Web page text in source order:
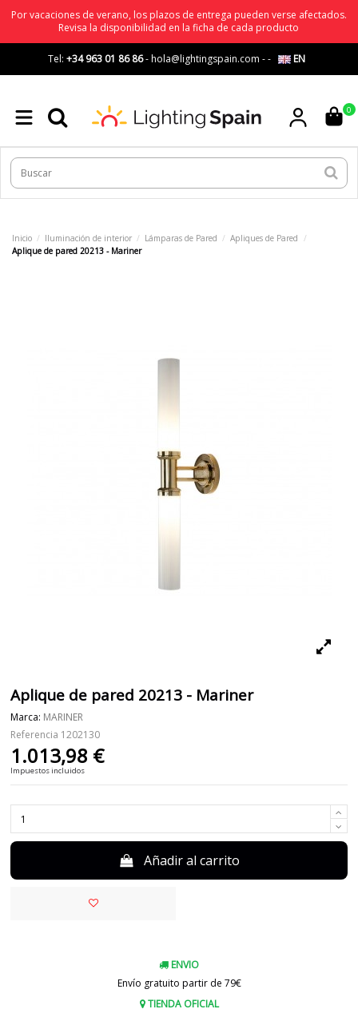
Por vacaciones de verano, los plazos de entrega pueden verse afectados.
Revisa la disponibilidad en la ficha de cada producto
Tel: +34 963 01 86 86-hola@lightingspain.com -- EN
0
Inicio Iluminación de interior Lámparas de Pared
Apliques de Pared
Aplique de pared 20213 - Mariner
Aplique de pared 20213 - Mariner
Marca: MARINER
Referencia 1202130
1.013,98 €
Impuestos incluidos
Añadir al carrito
ENVIO
Envío gratuito partir de 79€
TIENDA OFICIAL